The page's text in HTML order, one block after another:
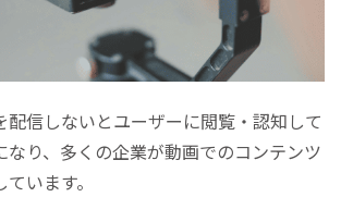
配信しないとユーザーに閲覧・認知して
なり、多くの企業が動画でのコンテンツ
います。